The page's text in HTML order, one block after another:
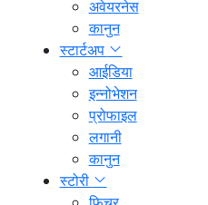
अवेयरनेस
कानुन
स्टार्टअप
आईडिया
इन्नोभेशन
प्रोफाइल
लगानी
कानुन
स्टोरी